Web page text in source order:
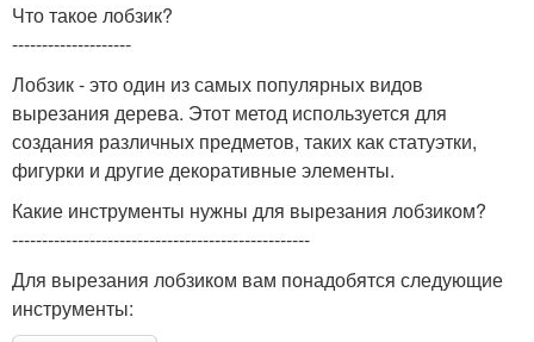
Что такое лобзик?
--------------------
Лобзик - это один из самых популярных видов
вырезания дерева. Этот метод используется для
создания различных предметов, таких как статуэтки,
фигурки и другие декоративные элементы.
Какие инструменты нужны для вырезания лобзиком?
--------------------------------------------------
Для вырезания лобзиком вам понадобятся следующие
инструменты: